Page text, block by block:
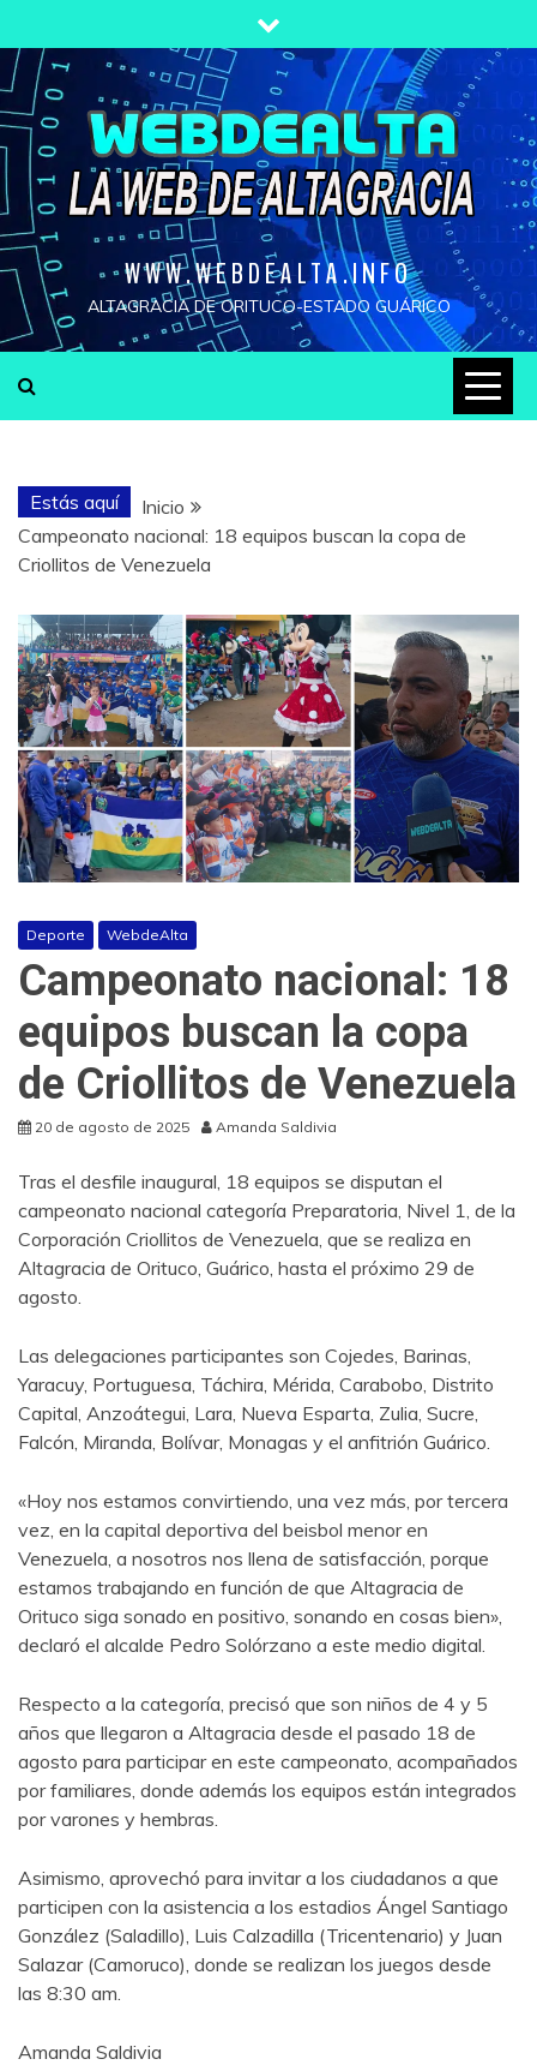
al
contenido
WWW.WEBDEALTA.INFO
ALTAGRACIA DE ORITUCO-ESTADO GUÁRICO
Estás aquí
Inicio
Campeonato nacional: 18 equipos buscan la copa de
Criollitos de Venezuela
Deporte WebdeAlta
Campeonato nacional: 18
equipos buscan la copa
de Criollitos de Venezuela
20 de agosto de 2025 Amanda Saldivia
Tras el desfile inaugural, 18 equipos se disputan el
campeonato nacional categoría Preparatoria, Nivel 1, de la
Corporación Criollitos de Venezuela, que se realiza en
Altagracia de Orituco, Guárico, hasta el próximo 29 de
agosto.
Las delegaciones participantes son Cojedes, Barinas,
Yaracuy, Portuguesa, Táchira, Mérida, Carabobo, Distrito
Capital, Anzoátegui, Lara, Nueva Esparta, Zulia, Sucre,
Falcón, Miranda, Bolívar, Monagas y el anfitrión Guárico.
«Hoy nos estamos convirtiendo, una vez más, por tercera
vez, en la capital deportiva del beisbol menor en
Venezuela, a nosotros nos llena de satisfacción, porque
estamos trabajando en función de que Altagracia de
Orituco siga sonado en positivo, sonando en cosas bien»,
declaró el alcalde Pedro Solórzano a este medio digital.
Respecto a la categoría, precisó que son niños de 4 y 5
años que llegaron a Altagracia desde el pasado 18 de
agosto para participar en este campeonato, acompañados
por familiares, donde además los equipos están integrados
por varones y hembras.
Asimismo, aprovechó para invitar a los ciudadanos a que
participen con la asistencia a los estadios Ángel Santiago
González (Saladillo), Luis Calzadilla (Tricentenario) y Juan
Salazar (Camoruco), donde se realizan los juegos desde
las 8:30 am.
Amanda Saldivia